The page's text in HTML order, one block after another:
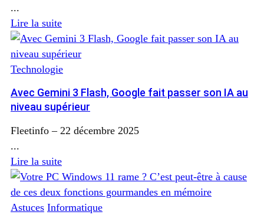
...
Lire la suite
Technologie
Avec Gemini 3 Flash, Google fait passer son IA au
niveau supérieur
Fleetinfo – 22 décembre 2025
...
Lire la suite
Astuces Informatique